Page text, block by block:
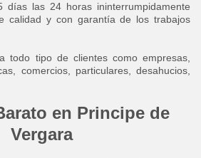
días las 24 horas ininterrumpidamente
calidad y con garantía de los trabajos
todo tipo de clientes como empresas,
comercios, particulares, desahucios,
en Principe de
Vergara